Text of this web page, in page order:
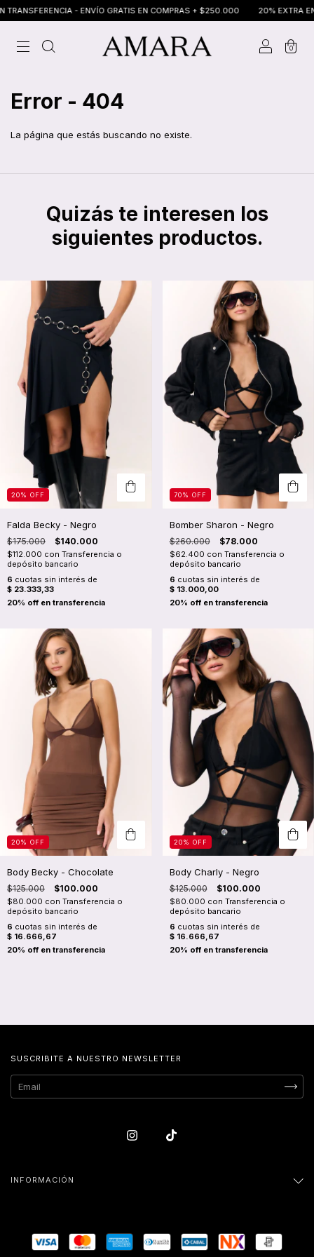
- ENVÍO GRATIS EN COMPRAS + $250.000 20% EXTRA EN
0
Error - 404
La página que estás buscando no existe.
Quizás te interesen los
siguientes productos.
20% OFF
Falda Becky - Negro
$175.000 $140.000
$112.000 con Transferencia o
depósito bancario
6 cuotas sin interés de
$ 23.333,33
70% OFF
Bomber Sharon - Negro
$260.000 $78.000
$62.400 con Transferencia o
depósito bancario
6 cuotas sin interés de
$ 13.000,00
20% OFF
Body Becky - Chocolate
$125.000 $100.000
$80.000 con Transferencia o
depósito bancario
6 cuotas sin interés de
$ 16.666,67
20% OFF
Body Charly - Negro
$125.000 $100.000
$80.000 con Transferencia o
depósito bancario
6 cuotas sin interés de
$ 16.666,67
SUSCRIBITE A NUESTRO NEWSLETTER
INFORMACIÓN